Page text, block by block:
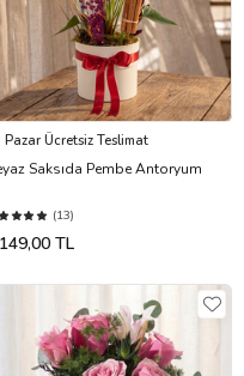
Pazar Ücretsiz Teslimat
Saksıda Pembe Antoryum
(13)
TL